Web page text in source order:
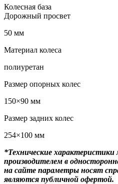
Колесная база
Дорожный просвет
50 мм
Материал колеса
полиуретан
Размер опорных колес
150×90 мм
Размер задних колес
254×100 мм
*Технические
производителем в
на сайте параметры носят
являются публичной офертой.